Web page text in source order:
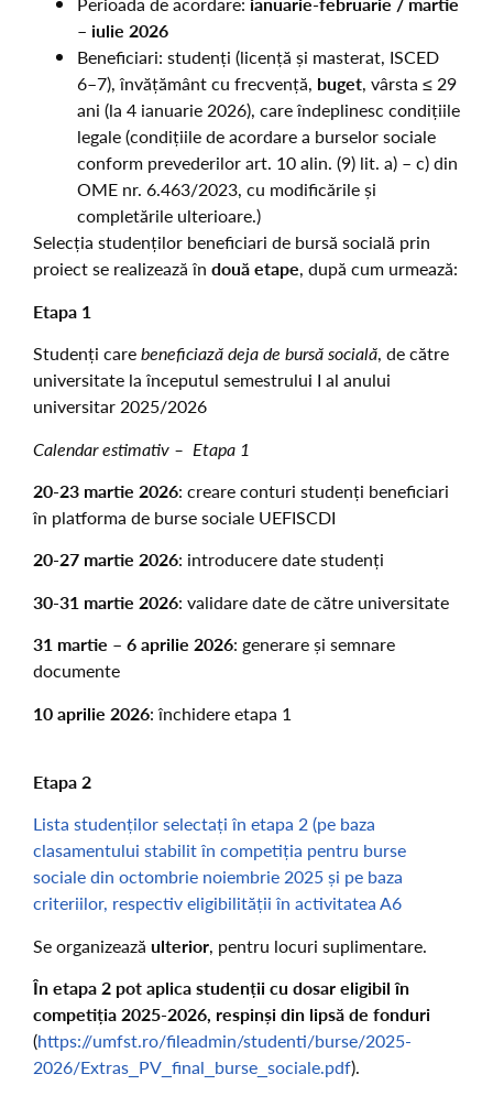
– iulie 2026
Beneficiari: studenți (licență și masterat, ISCED
6–7), învățământ cu frecvență, buget, vârsta ≤ 29
ani (la 4 ianuarie 2026), care îndeplinesc condițiile
legale (condițiile de acordare a burselor sociale
conform prevederilor art. 10 alin. (9) lit. a) – c) din
OME nr. 6.463/2023, cu modificările și
completările ulterioare.)
Selecția studenților beneficiari de bursă socială prin
proiect se realizează în două etape, după cum urmează:
Etapa 1
Studenți carebeneficiază deja de bursă socială, de către
universitate la începutul semestrului I al anului
universitar 2025/2026
Calendar estimativ – Etapa 1
20-23 martie 2026: creare conturi studenți beneficiari
în platforma de burse sociale UEFISCDI
20-27 martie 2026: introducere date studenți
30-31 martie 2026: validare date de către universitate
31 martie – 6 aprilie 2026: generare și semnare
documente
10 aprilie 2026: închidere etapa 1
Etapa 2
Lista studenților selectați în etapa 2 (pe baza
clasamentului stabilit în competiția pentru burse
sociale din octombrie noiembrie 2025 și pe baza
criteriilor, respectiv eligibilității în activitatea A6
Se organizează ulterior, pentru locuri suplimentare.
În etapa 2 pot aplica studenții cu dosar eligibil în
competiția 2025-2026, respinși din lipsă de fonduri
(https://umfst.ro/fileadmin/studenti/burse/2025-
2026/Extras_PV_final_burse_sociale.pdf).